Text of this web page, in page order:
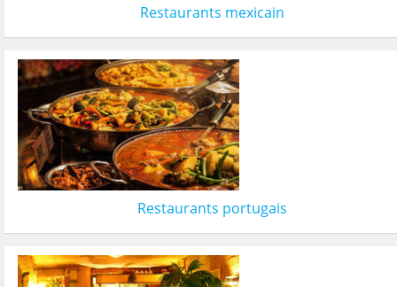
Restaurants mexicain
Restaurants portugais